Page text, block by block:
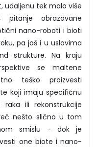
udaljenu tek malo više
obrazovane
nano-roboti i bioti
pa još i u uslovima
strukture. Na kraju
se maltene
teško proizvesti
koji imaju specifičnu
ili rekonstrukcije
nešto slično u tom
smislu - dok je
one biote i nano-